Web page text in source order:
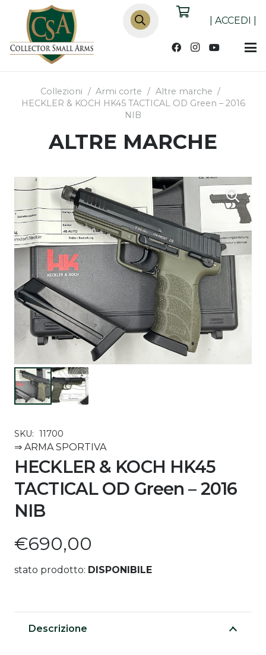
Products
search
ACCEDI
Collezioni / Armi corte / Altre marche /
HECKLER & KOCH HK45 TACTICAL OD Green – 2016
NIB
ALTRE MARCHE
SKU: 11700
⇒ ARMA SPORTIVA
HECKLER & KOCH HK45
TACTICAL OD Green – 2016
NIB
€690,00
stato prodotto: DISPONIBILE
Descrizione